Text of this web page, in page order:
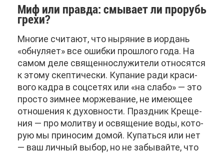
Миф или прав­да: смы­ва­ет ли про­рубь
гре­хи?
Мно­гие счи­та­ют, что ны­ря­ние в иор­дань
«об­ну­ля­ет» все ошиб­ки про­шло­го го­да. На
са­мом де­ле свя­щен­но­слу­жи­те­ли от­но­сят­ся
к это­му скеп­ти­че­ски. Ку­па­ние ра­ди кра­си­
во­го кад­ра в соц­се­тях или «на сла­бо» — это
про­сто зим­нее мор­же­ва­ние, не име­ю­щее
от­но­ше­ния к ду­хов­но­сти. Празд­ник Кре­ще­
ния — про мо­лит­ву и освя­ще­ние во­ды, ко­то­
рую мы при­но­сим до­мой. Ку­пать­ся или нет
— ваш лич­ный вы­бор, но не за­бы­вай­те, что